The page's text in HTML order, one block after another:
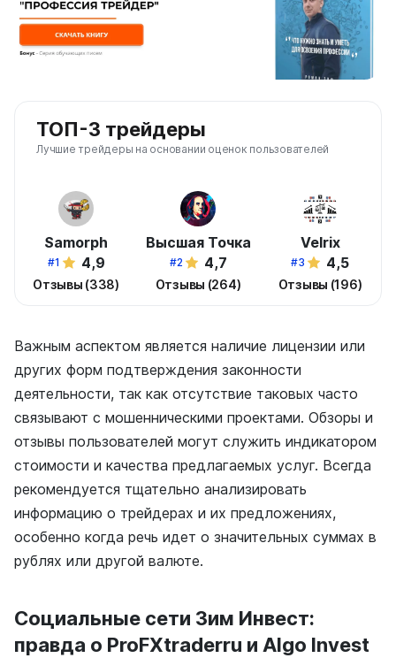
ТОП-3 трейдеры
Лучшие трейдеры на основании оценок пользователей
Samorph
#1 4,9
Отзывы (338)
Высшая Точка
#2 4,7
Отзывы (264)
Velrix
#3 4,5
Отзывы (196)
Важным аспектом является наличие лицензии или
других форм подтверждения законности
деятельности, так как отсутствие таковых часто
связывают с мошенническими проектами. Обзоры и
отзывы пользователей могут служить индикатором
стоимости и качества предлагаемых услуг. Всегда
рекомендуется тщательно анализировать
информацию о трейдерах и их предложениях,
особенно когда речь идет о значительных суммах в
рублях или другой валюте.
Социальные сети Зим Инвест:
правда о ProFXtraderru и Algo Invest